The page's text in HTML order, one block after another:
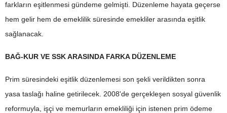
farkların eşitlenmesi gündeme gelmişti. Düzenleme hayata geçerse
hem gelir hem de emeklilik süresinde emekliler arasında eşitlik
sağlanacak.
BAĞ-KUR VE SSK ARASINDA FARKA DÜZENLEME
Prim süresindeki eşitlik düzenlemesi son şekli verildikten sonra
yasa taslağı haline getirilecek. 2008'de gerçekleşen sosyal güvenlik
reformuyla, işçi ve memurların emekliliği için istenen prim ödeme